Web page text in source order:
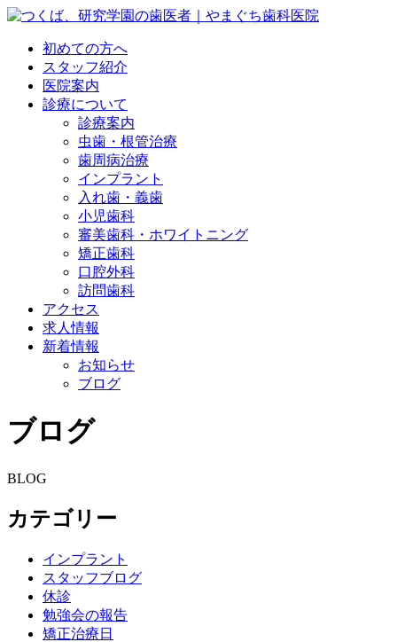
初めての方へ
スタッフ紹介
医院案内
診療について
診療案内
虫歯・根管治療
歯周病治療
インプラント
入れ歯・義歯
小児歯科
審美歯科・ホワイトニング
矯正歯科
口腔外科
訪問歯科
アクセス
求人情報
新着情報
お知らせ
ブログ
ブログ
BLOG
カテゴリー
インプラント
スタッフブログ
休診
勉強会の報告
矯正治療日